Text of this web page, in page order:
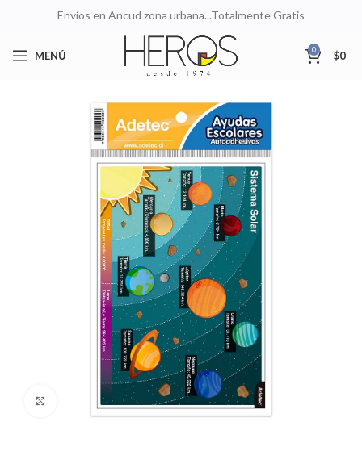
Envíos en Ancud zona urbana...Totalmente Gratis
MENÚ 0 $0
Clic para ampliar